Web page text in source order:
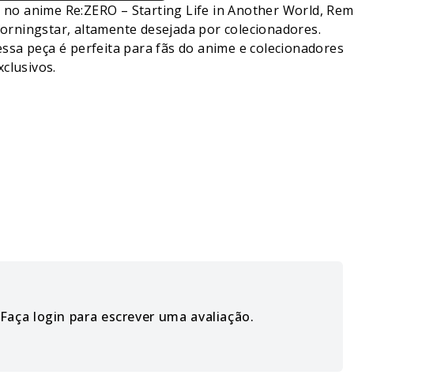
anime Re:ZERO – Starting Life in Another World, Rem
altamente desejada por colecionadores.
peça é perfeita para fãs do anime e colecionadores
Faça login para escrever uma avaliação.